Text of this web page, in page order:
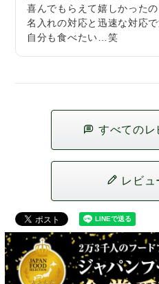
喜んでもらえて嬉しかったの
名入れの対応と迅速な対応で
自分も食べたい…笑
すべてのレ
レビュ